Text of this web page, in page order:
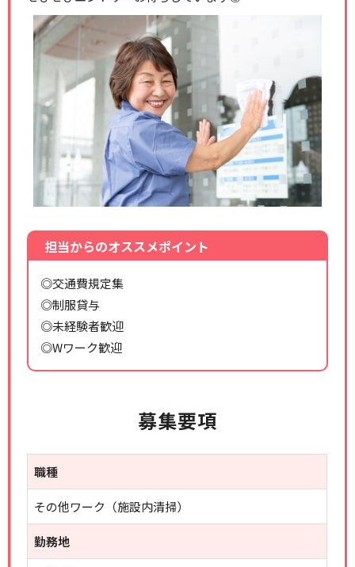
担当からのオススメポイント
◎交通費規定集
◎制服貸与
◎未経験者歓迎
◎Wワーク歓迎
募集要項
職種
その他ワーク（施設内清掃）
勤務地